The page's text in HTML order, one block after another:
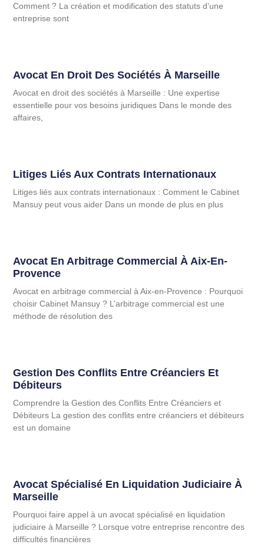
Comment ? La création et modification des statuts d’une
entreprise sont
Avocat En Droit Des Sociétés À Marseille
Avocat en droit des sociétés à Marseille : Une expertise
essentielle pour vos besoins juridiques Dans le monde des
affaires,
Litiges Liés Aux Contrats Internationaux
Litiges liés aux contrats internationaux : Comment le Cabinet
Mansuy peut vous aider Dans un monde de plus en plus
Avocat En Arbitrage Commercial À Aix-En-
Provence
Avocat en arbitrage commercial à Aix-en-Provence : Pourquoi
choisir Cabinet Mansuy ? L’arbitrage commercial est une
méthode de résolution des
Gestion Des Conflits Entre Créanciers Et
Débiteurs
Comprendre la Gestion des Conflits Entre Créanciers et
Débiteurs La gestion des conflits entre créanciers et débiteurs
est un domaine
Avocat Spécialisé En Liquidation Judiciaire À
Marseille
Pourquoi faire appel à un avocat spécialisé en liquidation
judiciaire à Marseille ? Lorsque votre entreprise rencontre des
difficultés financières